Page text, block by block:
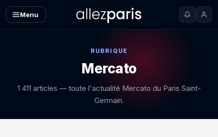
Menu
RUBRIQUE
Mercato
1 411 articles — toute l'actualité Mercato du Paris Saint-
Germain.